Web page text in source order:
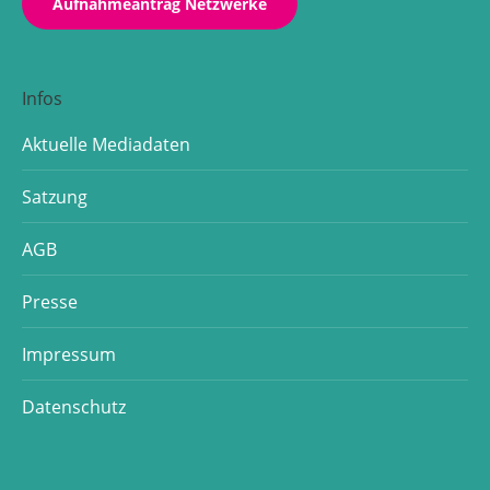
Aufnahmeantrag Netzwerke
Infos
Aktuelle Mediadaten
Satzung
AGB
Presse
Impressum
Datenschutz